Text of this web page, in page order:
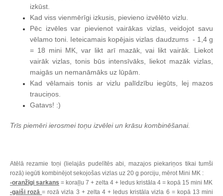
izkūst.
Kad viss vienmērīgi izkusis, pievieno izvēlēto vizlu.
Pēc izvēles var pievienot vairākas vizlas, veidojot savu
vēlamo toni. Ieteicamais kopējais vizlas daudzums - 1,4 g
= 18 mini MK, var likt arī mazāk, vai likt vairāk. Liekot
vairāk vizlas, tonis būs intensīvāks, liekot mazāk vizlas,
maigās un nemanāmāks uz lūpām.
Kad vēlamais tonis ar vizlu palīdzību iegūts, lej mazos
trauciņos.
Gatavs! :)
Trīs piemēri ierosmei toņu izvēlei un krāsu kombinēšanai.
Atēlā rezamie toņi (lielajās pudelītēs abi, mazajos piekariņos tikai tumši
rozā) iegūti kombinējot sekojošas vizlas uz 20 g porciju, mērot Mini MK :
-oranžīgi sarkans = koraļļu 7 + zelta 4 + ledus kristāla 4 = kopā 15 mini MK
-gaiši rozā= rozā vizla 3 + zelta 4 + ledus kristāla vizla 6 = kopā 13 mini